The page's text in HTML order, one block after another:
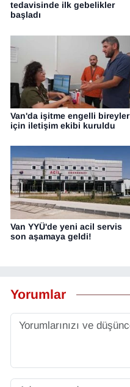
tedavisinde ilk gebelikler
başladı
Van'da işitme engelli bireyler
için iletişim ekibi kuruldu
Van YYÜ'de yeni acil servis
son aşamaya geldi!
Yorumlar